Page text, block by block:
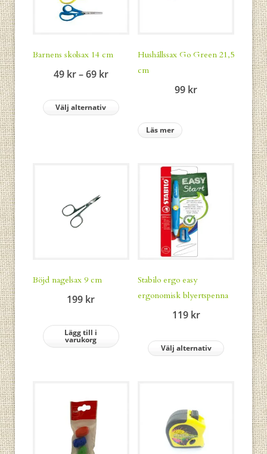
Barnens skolsax 14 cm
49 kr–69 krPrisintervall:
till
69 kr
Välj alternativ
Hushållssax Go Green 21,5
cm
99 kr
Läs mer
Böjd nagelsax 9 cm
199 kr
Lägg till i
varukorg
Stabilo ergo easy
ergonomisk blyertspenna
119 kr
Välj alternativ